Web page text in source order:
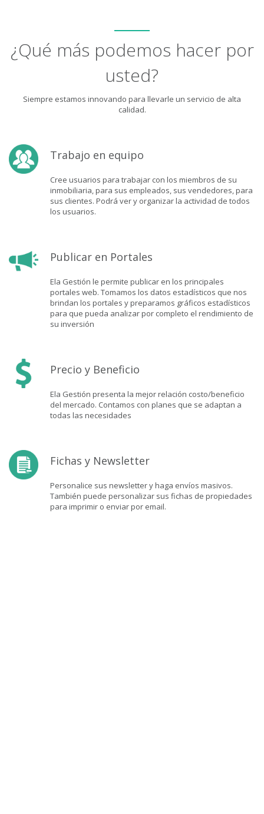
¿Qué más podemos hacer por
usted?
Siempre estamos innovando para llevarle un servicio de alta
calidad.
Trabajo en equipo
Cree usuarios para trabajar con los miembros de su
inmobiliaria, para sus empleados, sus vendedores, para
sus clientes. Podrá ver y organizar la actividad de todos
los usuarios.
Publicar en Portales
Ela Gestión le permite publicar en los principales
portales web. Tomamos los datos estadísticos que nos
brindan los portales y preparamos gráficos estadísticos
para que pueda analizar por completo el rendimiento de
su inversión
Precio y Beneficio
Ela Gestión presenta la mejor relación costo/beneficio
del mercado. Contamos con planes que se adaptan a
todas las necesidades
Fichas y Newsletter
Personalice sus newsletter y haga envíos masivos.
También puede personalizar sus fichas de propiedades
para imprimir o enviar por email.